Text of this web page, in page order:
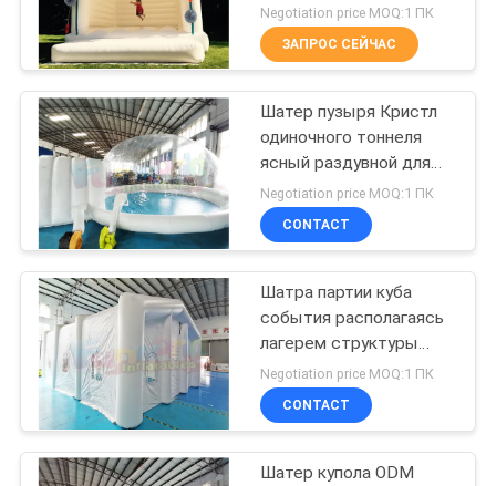
Открытый
надувные водные
горки
192
Надувной отказов
дома
партии белый надувной
замок для Веддинг
Negotiation price MOQ:1 ПК
ЗАПРОС СЕЙЧАС
Шатер пузыря Кристл
одиночного тоннеля
ясный раздувной для
сада
Negotiation price MOQ:1 ПК
CONTACT
Шатра партии куба
события располагаясь
лагерем структуры
раздувного временные
Negotiation price MOQ:1 ПК
CONTACT
Шатер купола ODM